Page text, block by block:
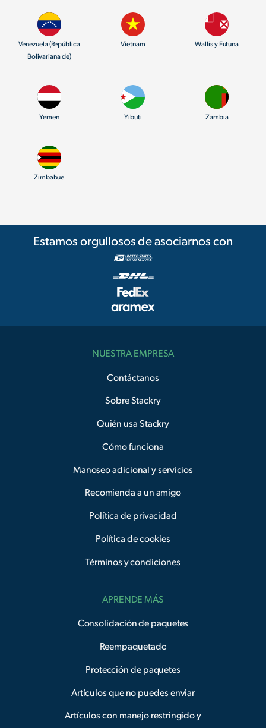
Venezuela (República
Bolivariana de)
Vietnam Wallis y Futuna
Yemen Yibuti Zambia
Zimbabue
Estamos orgullosos de asociarnos con
NUESTRA EMPRESA
Contáctanos
Sobre Stackry
Quién usa Stackry
Cómo funciona
Manoseo adicional y servicios
Recomienda a un amigo
Política de privacidad
Política de cookies
Términos y condiciones
APRENDE MÁS
Consolidación de paquetes
Reempaquetado
Protección de paquetes
Artículos que no puedes enviar
Artículos con manejo restringido y